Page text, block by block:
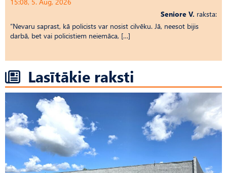
Seniore V. raksta:
“Nevaru saprast, kā policists var nosist cilvēku. Jā, neesot bijis
darbā, bet vai policistiem neiemāca, […]
Lasītākie raksti